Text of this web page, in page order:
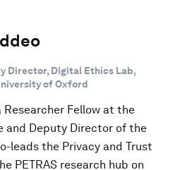
Director, Digital Ethics Lab,
of Oxford
Researcher Fellow at the
Deputy Director of the
leads the Privacy and Trust
PETRAS research hub on